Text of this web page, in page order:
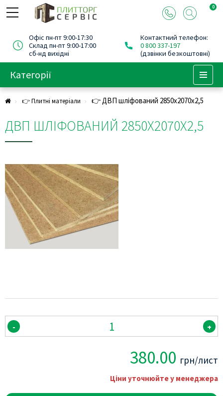
0
Офіс пн-пт 9:00-17:30
Склад пн-пт 9:00-17:00
сб-нд вихідні
Контактний телефон:
0 800 337-197
(дзвінки безкоштовні)
Категорії
👉 Плитні матеріали 👉 ДВП шліфований 2850х2070х2,5
ДВП ШЛІФОВАНИЙ 2850Х2070Х2,5
- +
380.00 грн/лист
Ціни уточнюйте у менеджера